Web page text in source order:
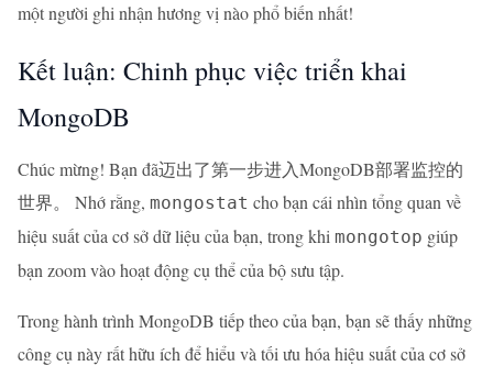
một người ghi nhận hương vị nào phổ biến nhất!
Kết luận: Chinh phục việc triển khai
MongoDB
Chúc mừng! Bạn đã迈出了第一步进入MongoDB部署监控的
世界。 Nhớ rằng, mongostat cho bạn cái nhìn tổng quan về
hiệu suất của cơ sở dữ liệu của bạn, trong khi mongotop giúp
bạn zoom vào hoạt động cụ thể của bộ sưu tập.
Trong hành trình MongoDB tiếp theo của bạn, bạn sẽ thấy những
công cụ này rất hữu ích để hiểu và tối ưu hóa hiệu suất của cơ sở